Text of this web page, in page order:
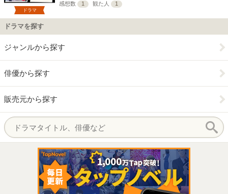
ドラマ
感想数 1 観た人 1
ドラマを探す
ジャンルから探す
俳優から探す
販売元から探す